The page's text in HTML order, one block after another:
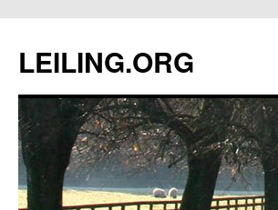
文
LEILING.ORG